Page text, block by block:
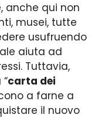
anche qui non
musei, tutte
usufruendo
aiuta ad
Tuttavia,
carta dei
a farne a
il nuovo